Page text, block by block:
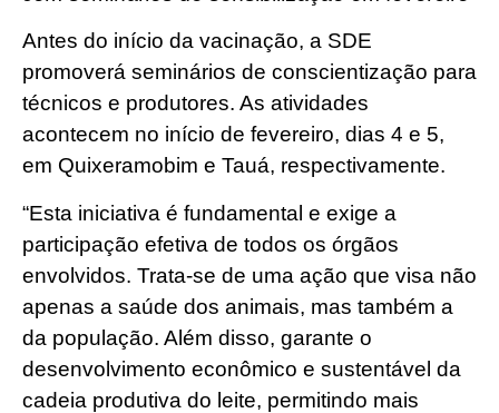
Antes do início da vacinação, a SDE
promoverá seminários de conscientização para
técnicos e produtores. As atividades
acontecem no início de fevereiro, dias 4 e 5,
em Quixeramobim e Tauá, respectivamente.
“Esta iniciativa é fundamental e exige a
participação efetiva de todos os órgãos
envolvidos. Trata-se de uma ação que visa não
apenas a saúde dos animais, mas também a
da população. Além disso, garante o
desenvolvimento econômico e sustentável da
cadeia produtiva do leite, permitindo mais